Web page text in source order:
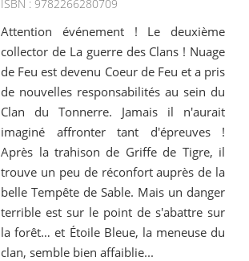
ISBN : 9782266280709
Attention événement ! Le deuxième
collector de La guerre des Clans ! Nuage
de Feu est devenu Coeur de Feu et a pris
de nouvelles responsabilités au sein du
Clan du Tonnerre. Jamais il n'aurait
imaginé affronter tant d'épreuves !
Après la trahison de Griffe de Tigre, il
trouve un peu de réconfort auprès de la
belle Tempête de Sable. Mais un danger
terrible est sur le point de s'abattre sur
la forêt… et Étoile Bleue, la meneuse du
clan, semble bien affaiblie...